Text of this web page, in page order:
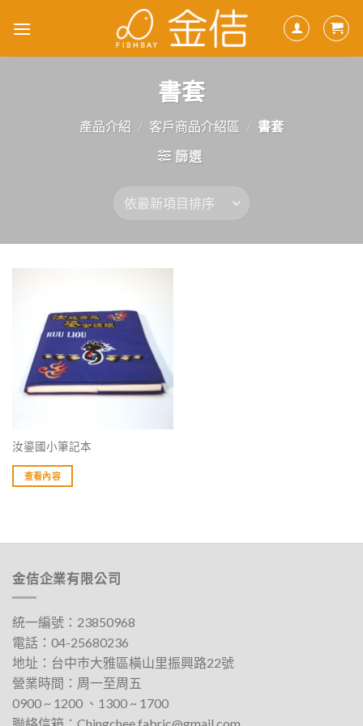
書套
產品介紹 / 客戶商品介紹區 / 書套
篩選
汝鎏國小筆記本
查看內容
金佶企業有限公司
統一編號：23850968
電話： 04-25680236
地址： 台中巿大雅區橫山里振興路22號
營業時間：周一至周五
0900 ~ 1200 、1300 ~ 1700​